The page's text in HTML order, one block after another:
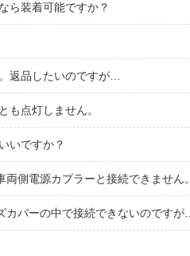
ら装着可能ですか？
返品したいのですが…
も点灯しません。
いですか？
側電源カプラーと接続できません。
バーの中で接続できないのですが…